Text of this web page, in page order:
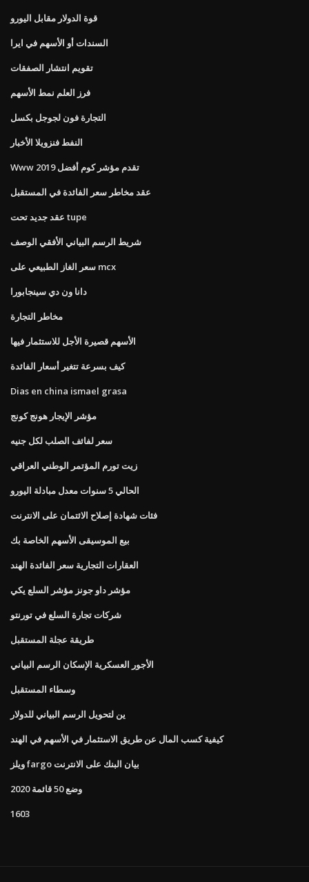
قوة الدولار مقابل اليورو
السندات أو الأسهم في ايرا
تقويم انتشار الصفقات
فرز العلم نمط الأسهم
التجارة فون لجوجل بكسل
النفط فنزويلا الأخبار
Www تقدم مؤشر كوم أفضل 2019
عقد مخاطر سعر الفائدة في المستقبل
عقد جديد تحت tupe
شريط الرسم البياني الأفقي الوصف
سعر الغاز الطبيعي على mcx
دانا ون دي سينجابورا
مخاطر التجارة
الأسهم قصيرة الأجل للاستثمار فيها
كيف بسرعة تتغير أسعار الفائدة
Dias en china ismael grasa
مؤشر الإيجار هونج كونج
سعر لفائف الصلب لكل جنيه
زيت تورم المؤتمر الوطني العراقي
الحالي 5 سنوات معدل مبادلة اليورو
فئات شهادة إصلاح الائتمان على الانترنت
بيع الموسيقى الأسهم الخاصة بك
العقارات التجارية سعر الفائدة الهند
مؤشر داو جونز مؤشر السلع يكي
شركات تجارة السلع في تورنتو
طريقة عجلة المستقبل
الأجور العسكرية الإسكان الرسم البياني
وسطاء المستقبل
ين لتحويل الرسم البياني للدولار
كيفية كسب المال عن طريق الاستثمار في الأسهم في الهند
ويلز fargo بيان البنك على الانترنت
وضع 50 قائمة 2020
1603